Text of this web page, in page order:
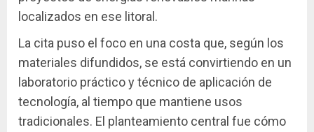
localizados en ese litoral.
La cita puso el foco en una costa que, según los
materiales difundidos, se está convirtiendo en un
laboratorio práctico y técnico de aplicación de
tecnología, al tiempo que mantiene usos
tradicionales. El planteamiento central fue cómo